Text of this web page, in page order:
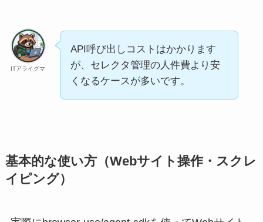
ITアライグマ
API呼び出しコストはかかります
が、セレクタ管理の人件費より安
くなるケースが多いです。
基本的な使い方（Webサイト操作・スクレ
イピング）